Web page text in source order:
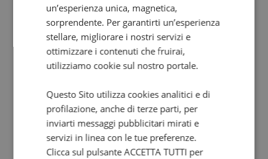
un’esperienza unica, magnetica,
sorprendente. Per garantirti un’esperienza
stellare, migliorare i nostri servizi e
ottimizzare i contenuti che fruirai,
utilizziamo cookie sul nostro portale.
Questo Sito utilizza cookies analitici e di
profilazione, anche di terze parti, per
inviarti messaggi pubblicitari mirati e
servizi in linea con le tue preferenze.
Clicca sul pulsante ACCETTA TUTTI per